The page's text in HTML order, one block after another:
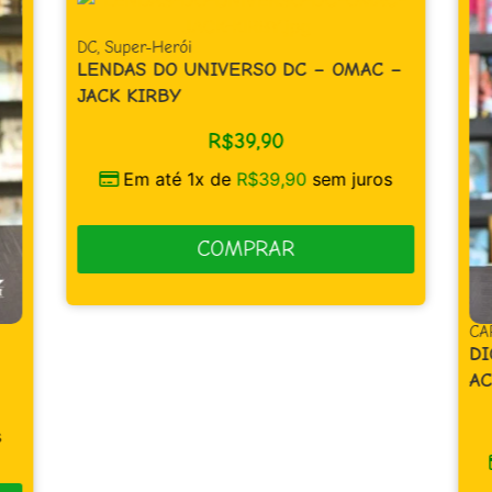
DC,Super-Herói
LENDAS DO UNIVERSO DC – OMAC –
JACK KIRBY
R$39,90
Em até 1x de R$39,90 sem juros
COMPRAR